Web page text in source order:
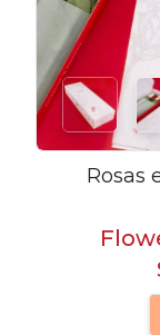
Rosas